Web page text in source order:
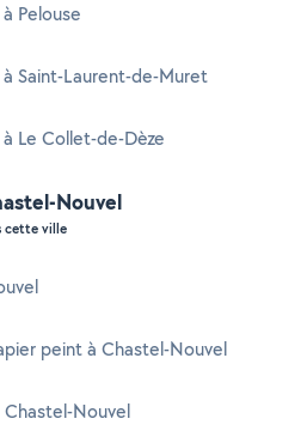
Pelouse
Saint-Laurent-de-Muret
Le Collet-de-Dèze
Nouvel
cette ville
peint à Chastel-Nouvel
Nouvel